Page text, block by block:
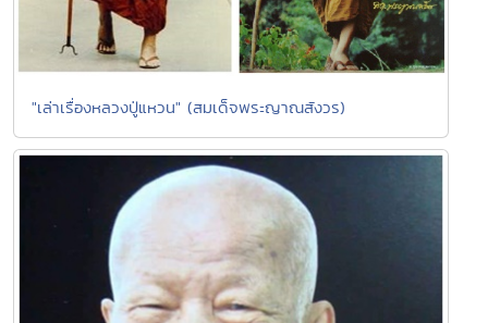
"เล่าเรื่องหลวงปู่แหวน" (สมเด็จพระญาณสังวร)